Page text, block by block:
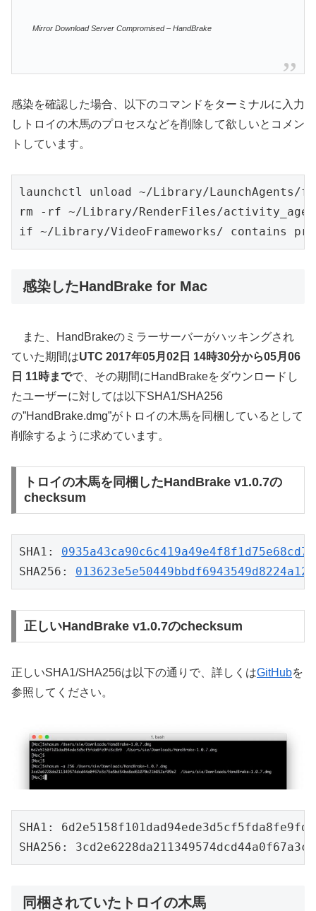
Mirror Download Server Compromised – HandBrake
感染を確認した場合、以下のコマンドをターミナルに入力
しトロイの木馬のプロセスなどを削除して欲しいとコメン
トしています。
launchctl unload ~/Library/
rm -rf ~/Library/RenderFiles/
if ~/Library/VideoFrameworks/ contains
感染したHandBrake for Mac
また、HandBrakeのミラーサーバーがハッキングされ
ていた期間はUTC 2017年05月02日 14時30分から05月06
日 11時までで、その期間にHandBrakeをダウンロードし
たユーザーに対しては以下SHA1/SHA256
の”HandBrake.dmg”がトロイの木馬を同梱しているとして
削除するように求めています。
トロイの木馬を同梱したHandBrake v1.0.7の
checksum
SHA1:
SHA256:
正しいHandBrake v1.0.7のchecksum
正しいSHA1/SHA256は以下の通りで、詳しくはGitHubを
参照してください。
SHA1:
SHA256:
同梱されていたトロイの木馬